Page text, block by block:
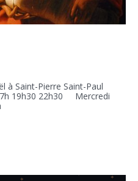
à Saint-Pierre Saint-Paul
19h30 22h30 Mercredi